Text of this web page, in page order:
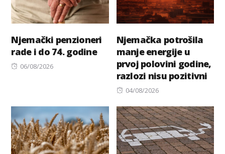
Njemački penzioneri
rade i do 74. godine
Posted
06/08/2026
Njemačka potrošila
manje energije u
prvoj polovini godine,
razlozi nisu pozitivni
Posted
04/08/2026